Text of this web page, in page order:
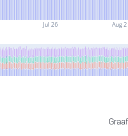
Jul 26 Aug 2